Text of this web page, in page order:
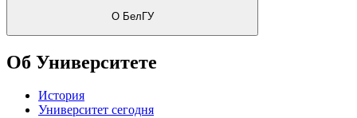
О БелГУ
Об Университете
История
Университет сегодня